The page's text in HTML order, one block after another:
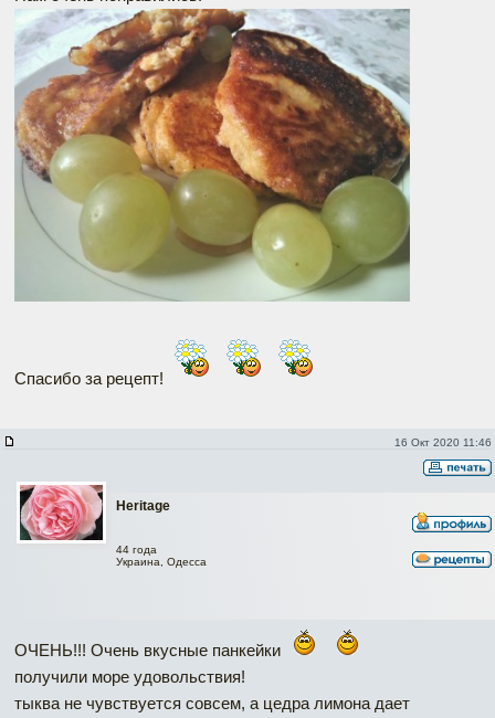
Спасибо за рецепт!
16 Окт 2020 11:46
Heritage
44 года
Украина, Одесса
ОЧЕНЬ!!! Очень вкусные панкейки
получили море удовольствия!
тыква не чувствуется совсем, а цедра лимона дает